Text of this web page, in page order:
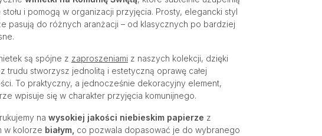
i pomogą w organizacji przyjęcia. Prosty, elegancki styl
pasują do różnych aranżacji – od klasycznych po bardziej
są spójne z zaproszeniamiz naszych kolekcji, dzięki
trudu stworzysz jednolitą i estetyczną oprawę całej
To praktyczny, a jednocześnie dekoracyjny element,
wpisuje się w charakter przyjęcia komunijnego.
na wysokiej jakości niebieskim papierze z
w kolorze białym, co pozwala dopasować je do wybranego